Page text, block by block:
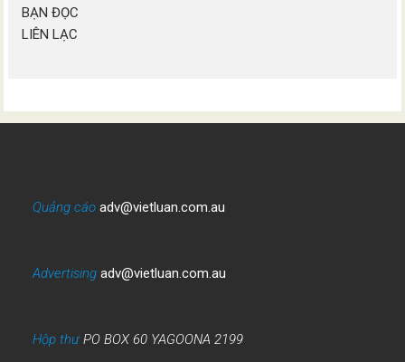
BẠN ĐỌC
LIÊN LẠC
Quảng cáo adv@vietluan.com.au
Advertising adv@vietluan.com.au
Hộp thưPO BOX 60 YAGOONA 2199